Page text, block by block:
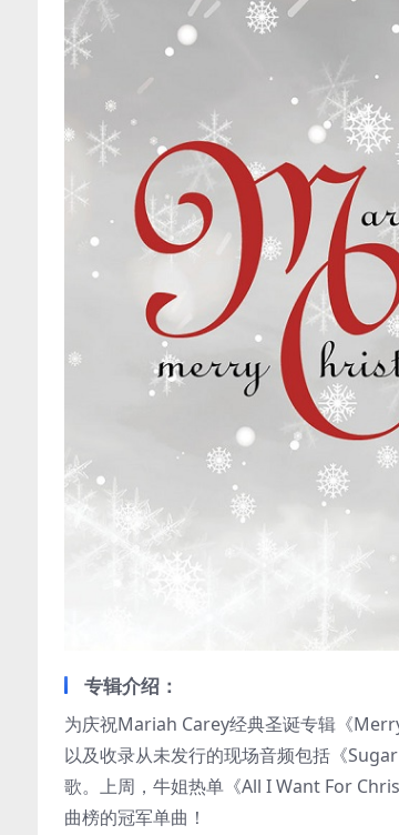
专辑介绍：
为庆祝Mariah Carey经典圣诞专辑《
以及收录从未发行的现场音频包括《
歌。上周，牛姐热单《All I Want For
曲榜的冠军单曲！